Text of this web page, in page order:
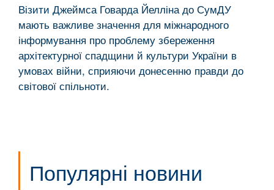
Візити Джеймса Говарда Йелліна до СумДУ
мають важливе значення для міжнародного
інформування про проблему збереження
архітектурної спадщини й культури України в
умовах війни, сприяючи донесенню правди до
світової спільноти.
Популярні новини